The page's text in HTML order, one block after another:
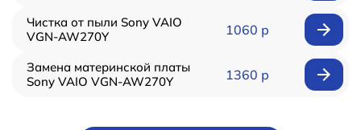
Чистка от пыли Sony VAIO
VGN-AW270Y
1060 р
Замена материнской платы
Sony VAIO VGN-AW270Y
1360 р